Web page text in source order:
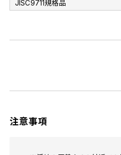
JISC9711規格品
注意事項